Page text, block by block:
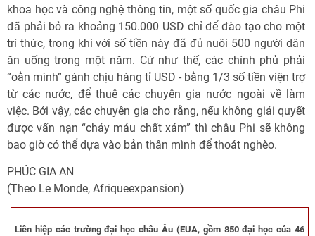
khoa học và công nghệ thông tin, một số quốc gia châu Phi
đã phải bỏ ra khoảng 150.000 USD chỉ để đào tạo cho một
trí thức, trong khi với số tiền này đã đủ nuôi 500 người dân
ăn uống trong một năm. Cứ như thế, các chính phủ phải
“oằn mình” gánh chịu hàng tỉ USD - bằng 1/3 số tiền viện trợ
từ các nước, để thuê các chuyên gia nước ngoài về làm
việc. Bởi vậy, các chuyên gia cho rằng, nếu không giải quyết
được vấn nạn “chảy máu chất xám” thì châu Phi sẽ không
bao giờ có thể dựa vào bản thân mình để thoát nghèo.
PHÚC GIA AN
(Theo Le Monde, Afriqueexpansion)
Liên hiệp các trường đại học châu Âu (EUA, gồm 850 đại học của 46